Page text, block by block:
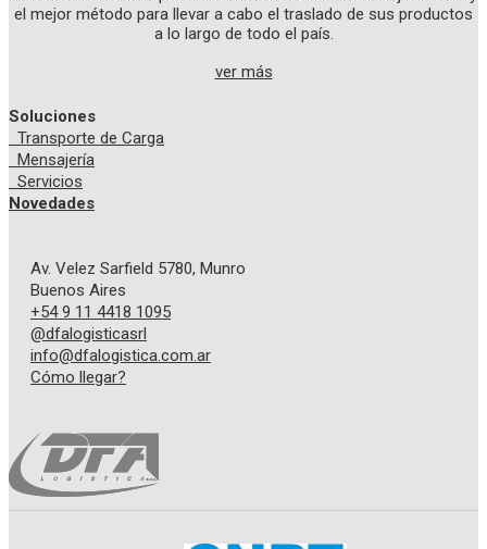
el mejor método para llevar a cabo el traslado de sus productos
a lo largo de todo el país.
ver más
Soluciones
Transporte de Carga
Mensajería
Servicios
Novedades
Av. Velez Sarfield 5780, Munro
Buenos Aires
+54 9 11 4418 1095
@dfalogisticasrl
info@dfalogistica.com.ar
Cómo llegar?